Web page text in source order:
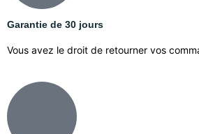
Garantie de 30 jours
Vous avez le droit de retourner vos